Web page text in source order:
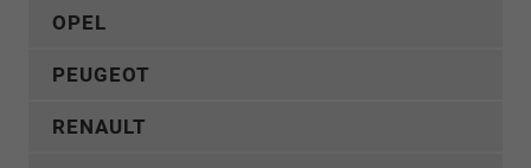
OPEL
PEUGEOT
RENAULT